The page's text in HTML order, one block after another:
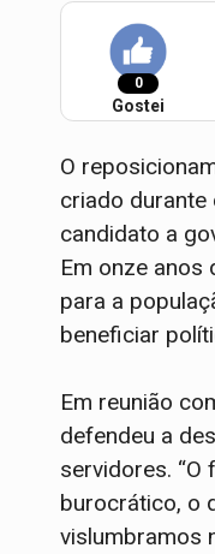
0
Gostei
O
criado durante
candidato a
Em onze anos
para a
beneficiar
Em reunião
defendeu a
servidores.
burocrático, o
vislumbramos